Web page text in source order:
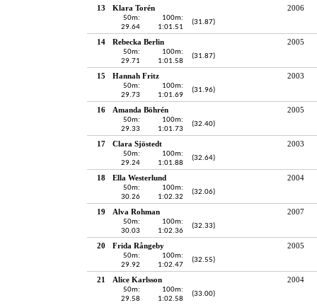
13 Klara Torén 2006
50m:
29.64
100m:
1:01.51
(31.87)
14 Rebecka Berlin 2005
50m:
29.71
100m:
1:01.58
(31.87)
15 Hannah Fritz 2003
50m:
29.73
100m:
1:01.69
(31.96)
16 Amanda Böhrén 2005
50m:
29.33
100m:
1:01.73
(32.40)
17 Clara Sjöstedt 2003
50m:
29.24
100m:
1:01.88
(32.64)
18 Ella Westerlund 2004
50m:
30.26
100m:
1:02.32
(32.06)
19 Alva Rohman 2007
50m:
30.03
100m:
1:02.36
(32.33)
20 Frida Rångeby 2005
50m:
29.92
100m:
1:02.47
(32.55)
21 Alice Karlsson 2004
50m:
29.58
100m:
1:02.58
(33.00)